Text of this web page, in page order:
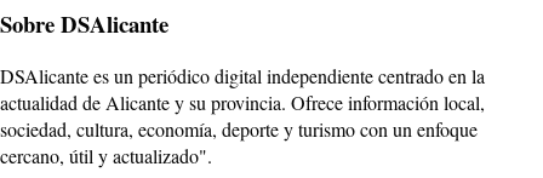
Sobre DSAlicante
DSAlicante es un periódico digital independiente centrado en la
actualidad de Alicante y su provincia. Ofrece información local,
sociedad, cultura, economía, deporte y turismo con un enfoque
cercano, útil y actualizado".